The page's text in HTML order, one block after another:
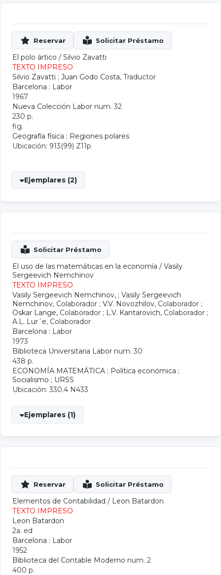
El polo ártico / Silvio Zavatti
TEXTO IMPRESO
Silvio Zavatti ; Juan Godo Costa, Traductor
Barcelona : Labor
1967
Nueva Colección Labor num. 32
230 p.
fig.
Geografía física ; Regiones polares
Ubicación: 913(99) Z11p
Ejemplares (2)
El uso de las matemáticas en la economía / Vasily
Sergeevich Nemchinov
TEXTO IMPRESO
Vasily Sergeevich Nemchinov, ; Vasily Sergeevich
Nemchinov, Colaborador ; V.V. Novozhilov, Colaborador ;
Oskar Lange, Colaborador ; L.V. Kantarovich, Colaborador ;
A.L. Lur´e, Colaborador
Barcelona : Labor
1973
Biblioteca Universitaria Labor num. 30
438 p.
ECONOMÍA MATEMÁTICA ; Política económica ;
Socialismo ; URSS
Ubicación: 330.4 N433
Ejemplares (1)
Elementos de Contabilidad / Leon Batardon
TEXTO IMPRESO
Leon Batardon
2a. ed
Barcelona : Labor
1952
Biblioteca del Contable Moderno num. 2
400 p.